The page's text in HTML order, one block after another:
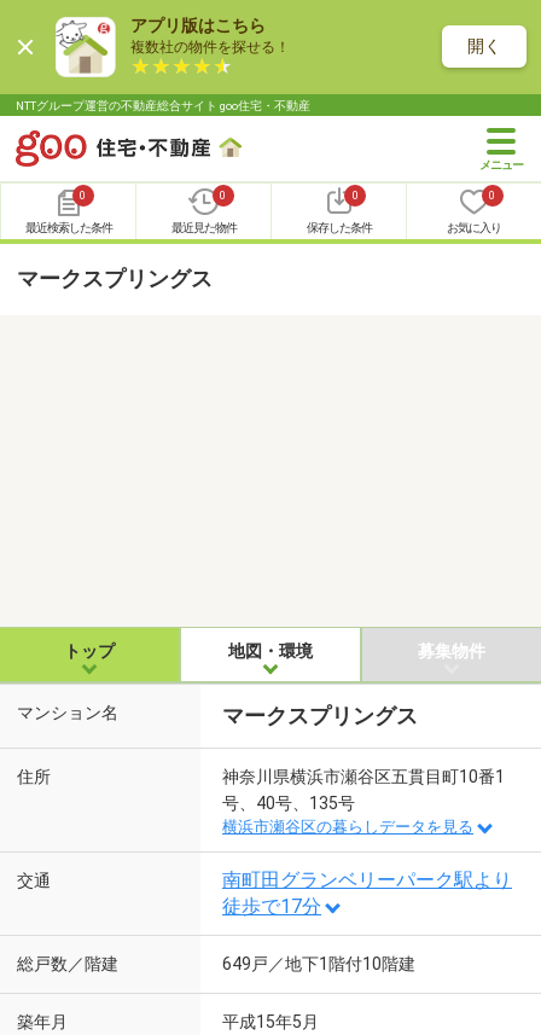
アプリ版はこちら
複数社の物件を探せる！ 開く
NTTグループ運営の不動産総合サイト goo住宅・不動産
0
最近検索した条件
0
最近見た物件
0
保存した条件
0
お気に入り
マークスプリングス
トップ 地図・環境 募集物件
マンション名 マークスプリングス
住所
神奈川県横浜市瀬谷区五貫目町10番1
号、40号、135号
横浜市瀬谷区の暮らしデータを見る
交通
南町田グランベリーパーク駅より
徒歩で17分
総戸数／階建 649戸／地下1階付10階建
築年月 平成15年5月